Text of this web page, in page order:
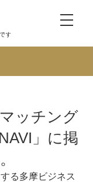
す
ッチング
」に掲
る多摩ビジネス